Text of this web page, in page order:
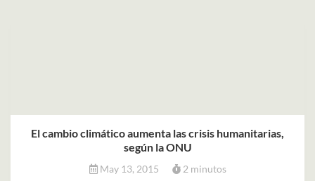
El cambio climático aumenta las crisis humanitarias,
según la ONU
May 13, 2015 2 minutos